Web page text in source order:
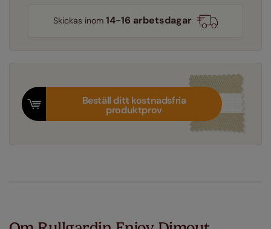
Skickas inom 14-16 arbetsdagar
Beställ ditt kostnadsfria
produktprov